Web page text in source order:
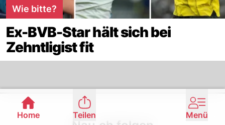
Wie bitte?
Ex-BVB-Star hält sich bei
Zehntligist fit
Home Teilen Menü